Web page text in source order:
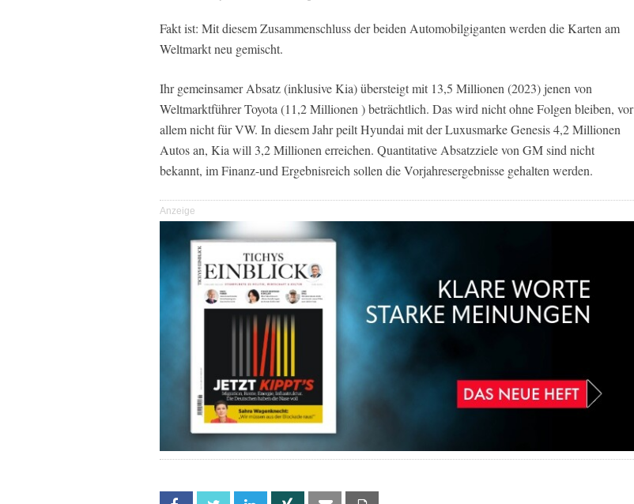
Fakt ist: Mit diesem Zusammenschluss der beiden Automobilgiganten werden die Karten am
Weltmarkt neu gemischt.
Ihr gemeinsamer Absatz (inklusive Kia) übersteigt mit 13,5 Millionen (2023) jenen von
Weltmarktführer Toyota (11,2 Millionen ) beträchtlich. Das wird nicht ohne Folgen bleiben, vor
allem nicht für VW. In diesem Jahr peilt Hyundai mit der Luxusmarke Genesis 4,2 Millionen
Autos an, Kia will 3,2 Millionen erreichen. Quantitative Absatzziele von GM sind nicht
bekannt, im Finanz-und Ergebnisreich sollen die Vorjahresergebnisse gehalten werden.
Anzeige